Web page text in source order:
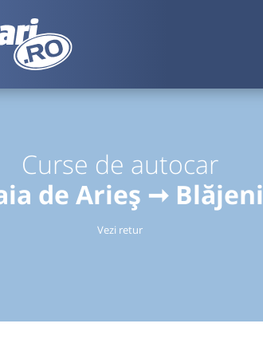
Curse de autocar
de Arieș ➞ Blăjeni
Vezi retur